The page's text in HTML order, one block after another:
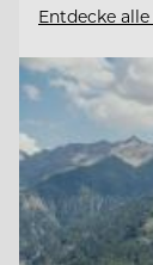
Entdecke